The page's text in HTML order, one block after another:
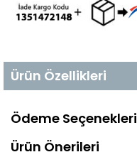
Ürün Özellikleri
Ödeme Seçenekleri
Ürün Önerileri